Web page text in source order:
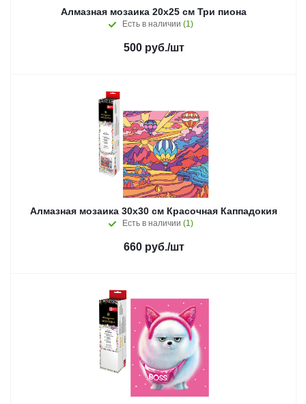
Алмазная мозаика 20x25 см Три пиона
Есть в наличии (1)
500руб./шт
Алмазная мозаика 30x30 см Красочная Каппадокия
Есть в наличии (1)
660руб./шт